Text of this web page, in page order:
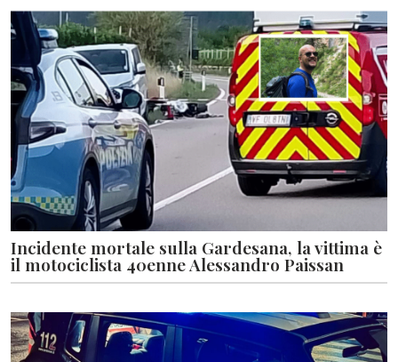
Incidente mortale sulla Gardesana, la vittima è
il motociclista 40enne Alessandro Paissan